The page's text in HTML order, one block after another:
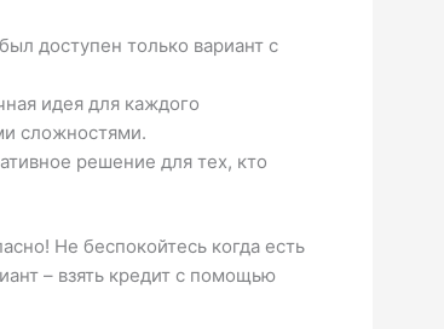
доступен только вариант с
идея для каждого
сложностями.
решение для тех, кто
Не беспокойтесь когда есть
– взять кредит с помощью